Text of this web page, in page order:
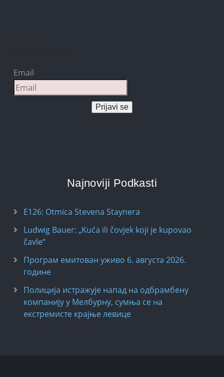
Email
Prijavi se
Najnoviji Podkasti
E126: Otmica Stevena Staynera
Ludwig Bauer: „Kuća ili čovjek koji je kupovao
čavle“
Програм емитован уживо 6. августа 2026.
годинe
Полиција истражује напад на одбрамбену
компанију у Мелбурну, сумња се на
екстремисте крајње левице